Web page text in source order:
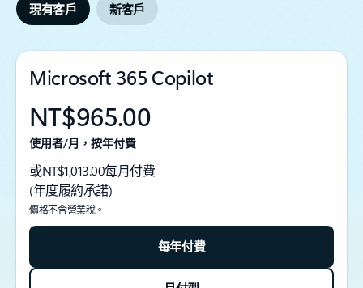
現有客戶 新客戶
Microsoft 365 Copilot
NT$965.00
使用者/月，按年付費
或NT$1,013.00每月付費
(年度履約承諾)
價格不含營業稅。
每年付費